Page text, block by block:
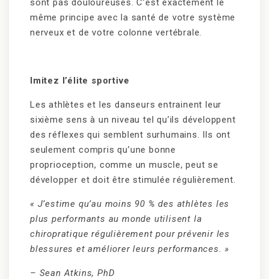
sont pas douloureuses. C’est exactement le
même principe avec la santé de votre système
nerveux et de votre colonne vertébrale.
Imitez l’élite sportive
Les athlètes et les danseurs entrainent leur
sixième sens à un niveau tel qu’ils développent
des réflexes qui semblent surhumains. Ils ont
seulement compris qu’une bonne
proprioception, comme un muscle, peut se
développer et doit être stimulée régulièrement.
« J’estime qu’au moins 90 % des athlètes les
plus performants au monde utilisent la
chiropratique régulièrement pour prévenir les
blessures et améliorer leurs performances. »
– Sean Atkins, PhD